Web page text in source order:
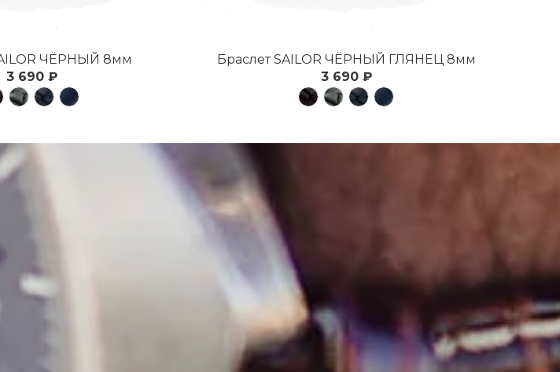
ЧЁРНЫЙ 8мм
3 690 ₽
Браслет SAILOR ЧЁРНЫЙ ГЛЯНЕЦ 8мм
3 690 ₽